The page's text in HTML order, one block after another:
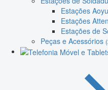
Estações
Estações
Estações de
Peças e Acessórios